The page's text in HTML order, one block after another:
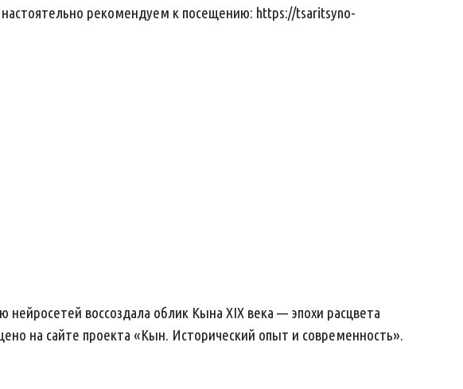
рекомендуем к посещению: https://tsaritsyno-
воссоздала облик Кына XIX века — эпохи расцвета
на сайте проекта «Кын. Исторический опыт и современность».